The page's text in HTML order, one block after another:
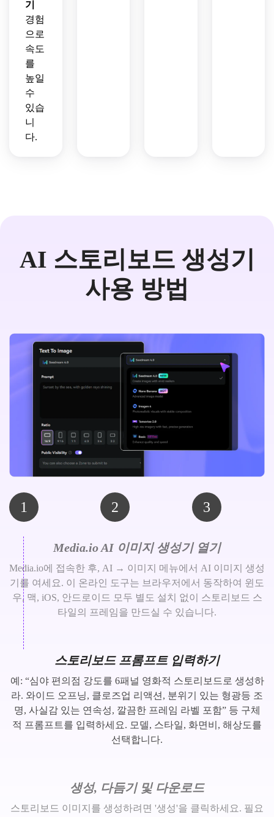
기
경험
으로
속도
를
높일
수
있습
니
다.
AI 스토리보드 생성기
사용 방법
1 2 3
Media.io AI 이미지 생성기 열기
Media.io에 접속한 후, AI → 이미지 메뉴에서 AI 이미지 생성
기를 여세요. 이 온라인 도구는 브라우저에서 동작하여 윈도
우, 맥, iOS, 안드로이드 모두 별도 설치 없이 스토리보드 스
타일의 프레임을 만드실 수 있습니다.
스토리보드 프롬프트 입력하기
예: “심야 편의점 강도를 6패널 영화적 스토리보드로 생성하
라. 와이드 오프닝, 클로즈업 리액션, 분위기 있는 형광등 조
명, 사실감 있는 연속성, 깔끔한 프레임 라벨 포함” 등 구체
적 프롬프트를 입력하세요. 모델, 스타일, 화면비, 해상도를
선택합니다.
생성, 다듬기 및 다운로드
스토리보드 이미지를 생성하려면 '생성'을 클릭하세요. 필요